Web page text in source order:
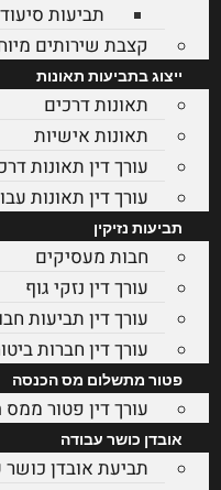
תביעות
קצבת שירותים
ייצוג בתביעות תאונות
תאונות דרכים
תאונות אישיות
עורך דין תאונות
עורך דין תאונות
תביעות נזיקין
חבות מעסיקים
עורך דין נזקי גוף
עורך דין תביעות
עורך דין חברות
פטור מתשלום מס הכנסה
עורך דין פטור
אובדן כושר עבודה
תביעת אובדן